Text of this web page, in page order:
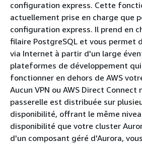
configuration express. Cette
actuellement prise en charge que
configuration express. Il prend en
filaire PostgreSQL et vous permet
via Internet à partir d'un large
plateformes de développement
fonctionner en dehors de AWS
Aucun VPN ou AWS Direct Connect
passerelle est distribuée sur
disponibilité, offrant le même
disponibilité que votre cluster
d'un composant géré d'Aurora,